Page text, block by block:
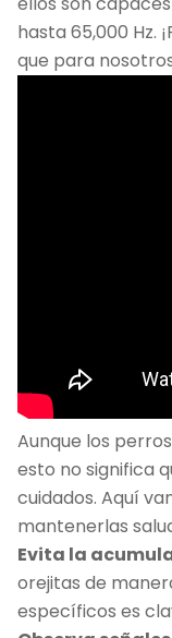
hasta 65,000 Hz.
que para
Aunque los
esto no significa
cuidados. Aquí
mantenerlas
Evita la
orejitas de
específicos es